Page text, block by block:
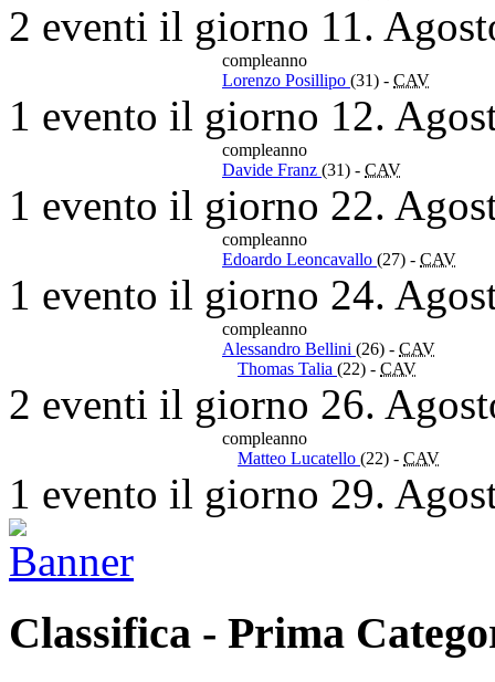
2 eventi il giorno 11.
compleanno
Lorenzo Posillipo (31) - CAV
1 evento il giorno 12.
compleanno
Davide Franz (31) - CAV
1 evento il giorno 22.
compleanno
Edoardo Leoncavallo (27) - CAV
1 evento il giorno 24.
compleanno
Alessandro Bellini (26) - CAV
Thomas Talia (22) - CAV
2 eventi il giorno 26.
compleanno
Matteo Lucatello (22) - CAV
1 evento il giorno 29.
Classifica - Prima